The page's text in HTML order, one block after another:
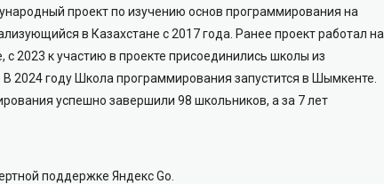
проект по изучению основ программирования на
в Казахстане с 2017 года. Ранее проект работал на
2023 к участию в проекте присоединились школы из
2024 году Школа программирования запустится в Шымкенте.
успешно завершили 98 школьников, а за 7 лет
поддержке Яндекс Go.